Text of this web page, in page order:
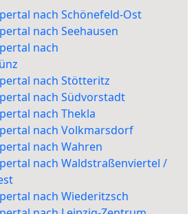
nach Schönefeld-Ost
nach Seehausen
nach
nach Stötteritz
nach Südvorstadt
nach Thekla
nach Volkmarsdorf
nach Wahren
nach Waldstraßenviertel /
nach Wiederitzsch